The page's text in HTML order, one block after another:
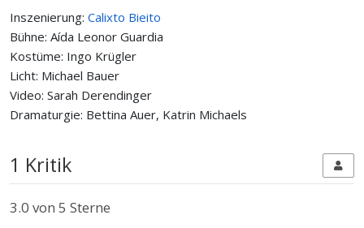
Inszenierung: Calixto Bieito
Bühne: Aída Leonor Guardia
Kostüme: Ingo Krügler
Licht: Michael Bauer
Video: Sarah Derendinger
Dramaturgie: Bettina Auer, Katrin Michaels
1 Kritik
3.0 von 5 Sterne